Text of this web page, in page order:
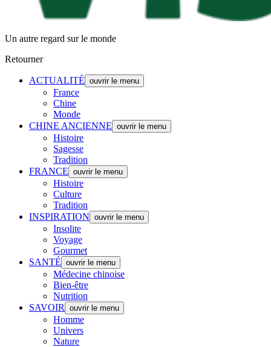
Un autre regard sur le monde
Retourner
ACTUALITÉ ouvrir le menu
France
Chine
Monde
CHINE ANCIENNE ouvrir le menu
Histoire
Sagesse
Tradition
FRANCE ouvrir le menu
Histoire
Culture
Tradition
INSPIRATION ouvrir le menu
Insolite
Voyage
Gourmet
SANTÉ ouvrir le menu
Médecine chinoise
Bien-être
Nutrition
SAVOIR
ouvrir le menu
Homme
Univers
Nature